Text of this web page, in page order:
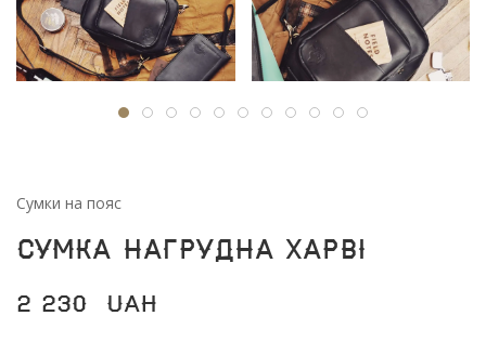
Сумки на пояс
Сумка нагрудна Харві
2 230 UAH